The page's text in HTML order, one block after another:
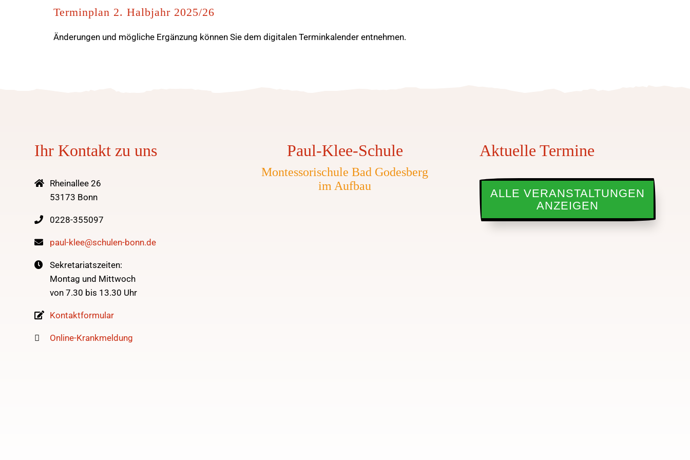
Terminplan 2. Halbjahr 2025/26
Änderungen und mögliche Ergänzung können Sie dem digitalen Terminkalender entnehmen.
Ihr Kontakt zu uns
Rheinallee 26
53173 Bonn
0228-355097
paul-klee@schulen-bonn.de
Sekretariatszeiten:
Montag und Mittwoch
von 7.30 bis 13.30 Uhr
Kontaktformular
Online-Krankmeldung
Paul-Klee-Schule
Montessorischule Bad Godesberg
im Aufbau
Aktuelle Termine
ALLE VERANSTALTUNGEN
ANZEIGEN